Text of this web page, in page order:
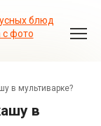
в мультиварке?